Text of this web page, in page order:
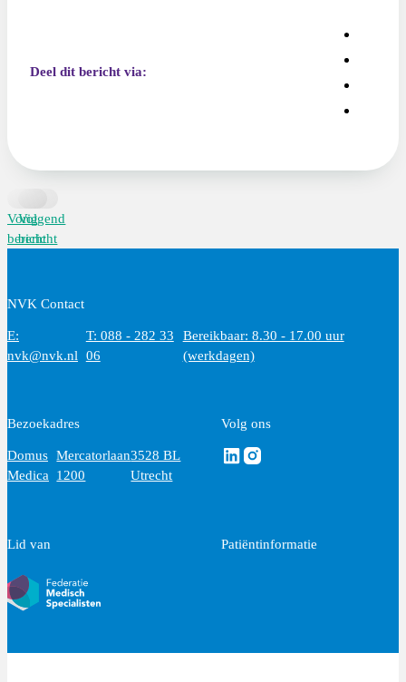
Deel dit bericht via:
Vorig
bericht
Volgend
bericht
NVK Contact
E:
nvk@nvk.nl
T: 088 - 282 33
06
Bereikbaar: 8.30 - 17.00 uur
(werkdagen)
Bezoekadres
Domus
Medica
Mercatorlaan
1200
3528 BL
Utrecht
Volg ons
Volg ons via Linkedin
Volg ons via Instagram
Lid van Patiëntinformatie